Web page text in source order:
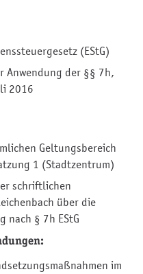
(EStG)
Anwendung der §§ 7h,
2016
Geltungsbereich
1 (Stadtzentrum)
schriftlichen
über die
nach § 7h EStG
im